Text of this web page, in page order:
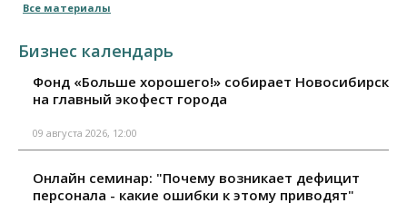
Все материалы
Бизнес календарь
Фонд «Больше хорошего!» собирает Новосибирск
на главный экофест города
09 августа 2026, 12:00
Онлайн семинар: "Почему возникает дефицит
персонала - какие ошибки к этому приводят"